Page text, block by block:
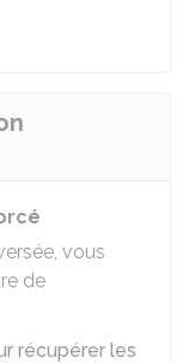
vous
de
récupérer les